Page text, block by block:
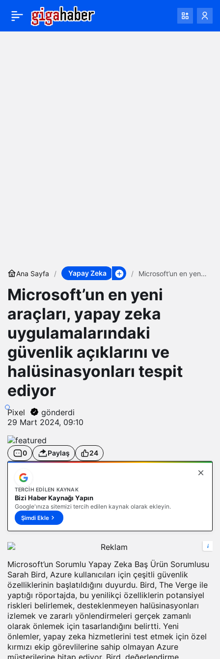
Ana Sayfa Yapay Zeka
Microsoft’un en yeni
uygulamalarındaki
güvenlik açıklarını ve
halüsinasyonları
tespit ediyor
Microsoft’un en yeni
araçları, yapay zeka
uygulamalarındaki
güvenlik açıklarını ve
halüsinasyonları tespit
ediyor
Pixel
gönderdi
29 Mart 2024, 09:10
0 Paylaş 24
TERCIH EDILEN KAYNAK
Bizi Haber Kaynağı Yapın
Google'ınıza sitemizi tercih edilen kaynak olarak ekleyin.
Şimdi Ekle
i
Microsoft’un Sorumlu Yapay Zeka Baş Ürün Sorumlusu
Sarah Bird, Azure kullanıcıları için çeşitli güvenlik
özelliklerinin başlatıldığını duyurdu. Bird, The Verge ile
yaptığı röportajda, bu yenilikçi özelliklerin potansiyel
riskleri belirlemek, desteklenmeyen halüsinasyonları
izlemek ve zararlı yönlendirmeleri gerçek zamanlı
olarak önlemek için tasarlandığını belirtti. Yeni
önlemler, yapay zeka hizmetlerini test etmek için özel
kırmızı ekip görevlilerine sahip olmayan Azure